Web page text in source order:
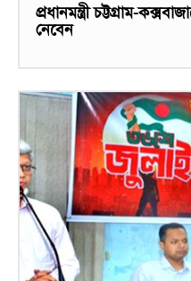
প্রধানমন্ত্রী চট্টগ্রাম-
নেবেন